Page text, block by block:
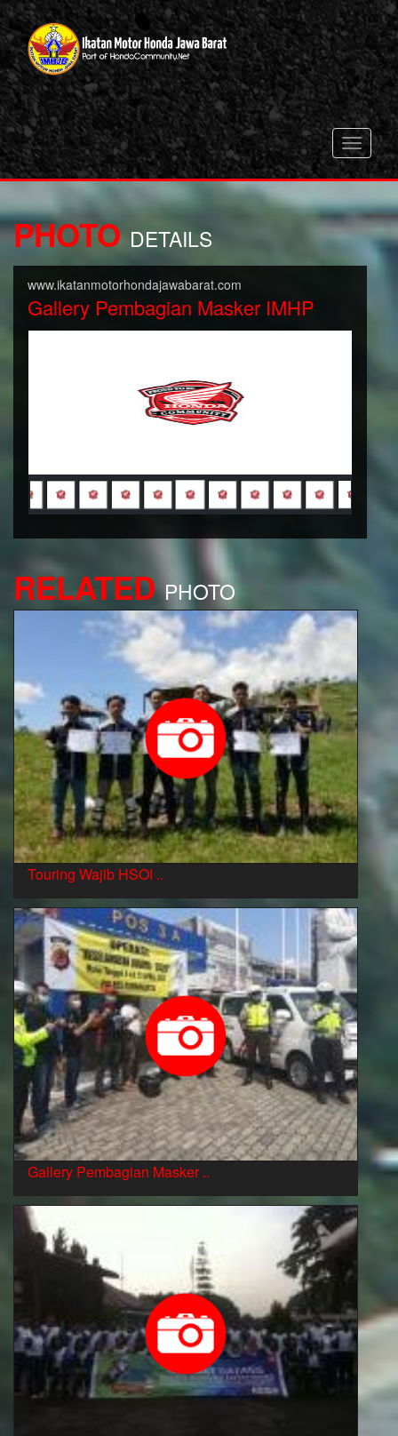
Toggle
PHOTO DETAILS
www.ikatanmotorhondajawabarat.com
Gallery Pembagian Masker IMHP
RELATED PHOTO
Touring Wajib HSOI ..
Gallery Pembagian Masker ..